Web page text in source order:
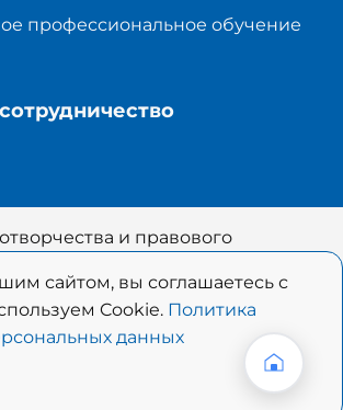
профессиональное обучение
и правового
права защищены. Полное или
материалов
при согласовании
материалов портала
на ресурс
сайтом, вы соглашаетесь с
Cookie. Политика
данных